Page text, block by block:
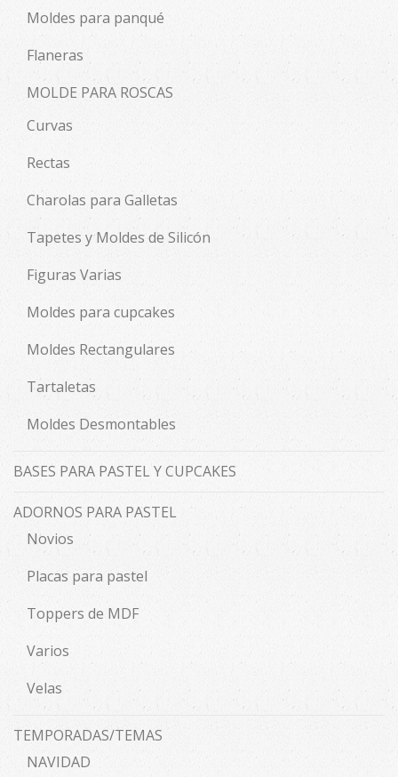
Moldes para panqué
Flaneras
MOLDE PARA ROSCAS
Curvas
Rectas
Charolas para Galletas
Tapetes y Moldes de Silicón
Figuras Varias
Moldes para cupcakes
Moldes Rectangulares
Tartaletas
Moldes Desmontables
BASES PARA PASTEL Y CUPCAKES
ADORNOS PARA PASTEL
Novios
Placas para pastel
Toppers de MDF
Varios
Velas
TEMPORADAS/TEMAS
NAVIDAD